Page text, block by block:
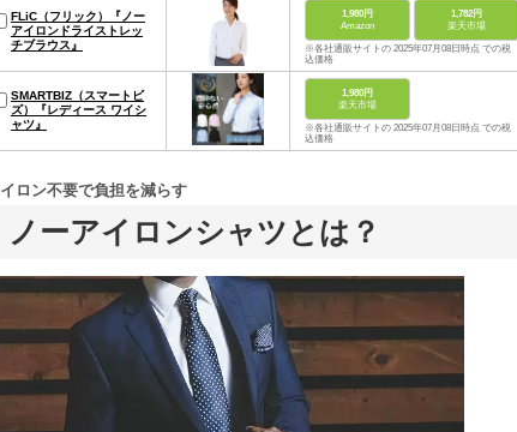
FLiC（フリック）『ノー
アイロンドライストレッ
チブラウス』
1,980円
Amazon
1,782円
楽天市場
※各社通販サイトの 2025年07月08日時点 での税
込価格
SMARTBIZ（スマートビ
ズ）『レディース ワイシ
ャツ』
1,980円
楽天市場
※各社通販サイトの 2025年07月08日時点 での税
込価格
ノーアイロンシャツとは？
ロン不要で負担を減らす